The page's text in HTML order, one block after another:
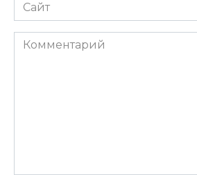
Комментарий